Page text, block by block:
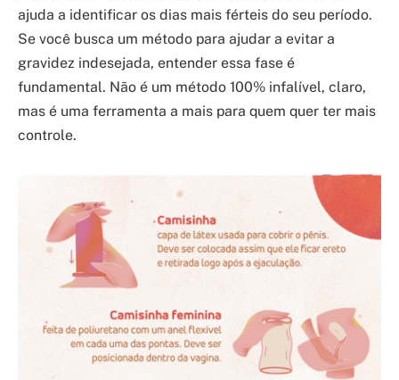
ajuda a identificar os dias mais férteis do seu período.
Se você busca um método para ajudar a evitar a
gravidez indesejada, entender essa fase é
fundamental. Não é um método 100% infalível, claro,
mas é uma ferramenta a mais para quem quer ter mais
controle.